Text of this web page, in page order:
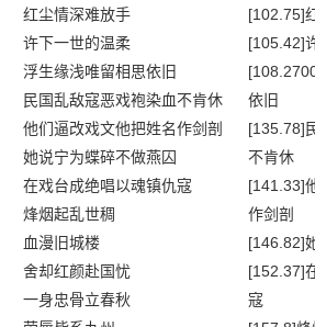
红尘情深难放手
许下一世的温柔
浮生缘浅唯留相思依旧
民国乱敌寇恶戏袍染血不肯休
他们逼改戏文他把姓名作剑剖
她说宁为蝶碎不做燕囚
在戏台成绝唱以魂镇仇寇
烽烟起乱世稠
血漫旧城楼
舍却红颜赴国忧
一身忠骨立春秋
[102.75]
[105.42]
依旧
[135.78]
不肯休
[141.33]
作剑剖
[146.82]
[152.37]
寇